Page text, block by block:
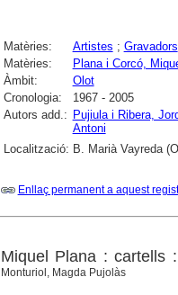
Matèries: Artistes ; Gravadors
Matèries:
Plana i Corcó,
Àmbit:
Olot
Cronologia:
1967 - 2005
Autors add.: Pujiula i Ribera,
Antoni
Localització: B. Marià Vayreda
Enllaç permanent a aquest
Miquel Plana : cartells
Monturiol, Magda Pujolàs